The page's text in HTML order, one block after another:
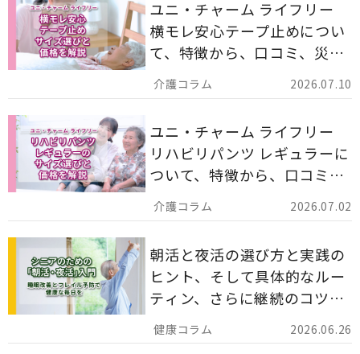
2026.07.10
ユニ・チャーム ライフリー
横モレ安心テープ止めについ
て、特徴から、口コミ、災害
備蓄としての活用法まで分か
りやすく解説します。
2026.07.02
ユニ・チャーム ライフリー
リハビリパンツ レギュラーに
ついて、特徴から、口コミ、
災害備蓄としての活用法まで
分かりやすく解説します。
2026.06.26
朝活と夜活の選び方と実践の
ヒント、そして具体的なルー
ティン、さらに継続のコツま
でを詳しくご紹介します。